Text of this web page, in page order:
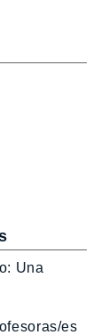
Una
es